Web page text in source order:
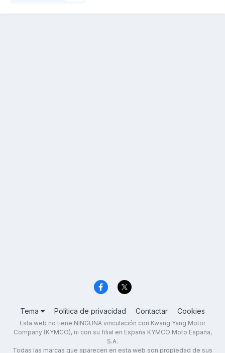
Tema Política de privacidad Contactar Cookies
Esta web no tiene NINGUNA vinculación con Kwang Yang Motor
Company (KYMCO), ni con su filial en España KYMCO Moto España,
S.A.
Todas las marcas que aparecen en esta web son propiedad de sus